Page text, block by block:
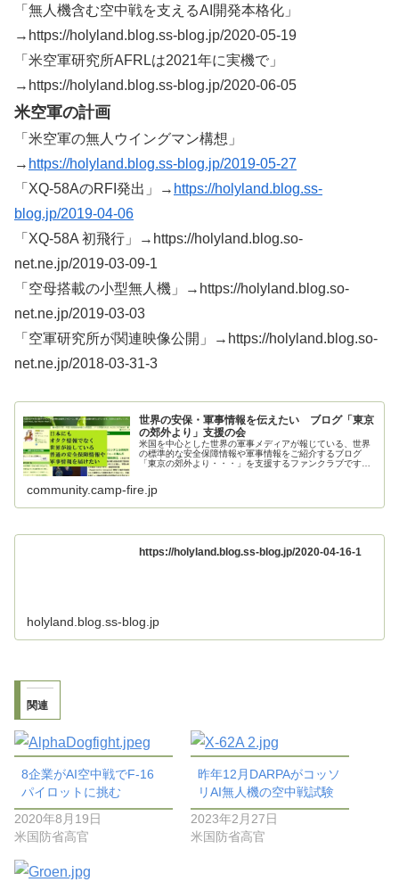
「無人機含む空中戦を支えるAI開発本格化」
→https://holyland.blog.ss-blog.jp/2020-05-19
「米空軍研究所AFRLは2021年に実機で」
→https://holyland.blog.ss-blog.jp/2020-06-05
米空軍の計画
「米空軍の無人ウイングマン構想」
→ https://holyland.blog.ss-blog.jp/2019-05-27
「XQ-58AのRFI発出」→ https://holyland.blog.ss-
blog.jp/2019-04-06
「XQ-58A 初飛行」→https://holyland.blog.so-
net.ne.jp/2019-03-09-1
「空母搭載の小型無人機」→https://holyland.blog.so-
net.ne.jp/2019-03-03
「空軍研究所が関連映像公開」→https://holyland.blog.so-
net.ne.jp/2018-03-31-3
世界の安保・軍事情報を伝えたい ブログ「東京
の郊外より」支援の会
米国を中心とした世界の軍事メディアが報じている、世界
の標準的な安全保障情報や軍事情報をご紹介するブログ
「東京の郊外より・・・」を支援するファンクラブです。
community.camp-fire.jp
https://holyland.blog.ss-blog.jp/2020-04-16-1
holyland.blog.ss-blog.jp
関連
8企業がAI空中戦でF-16
パイロットに挑む
2020年8月19日
米国防省高官
昨年12月DARPAがコッソ
リAI無人機の空中戦試験
2023年2月27日
米国防省高官